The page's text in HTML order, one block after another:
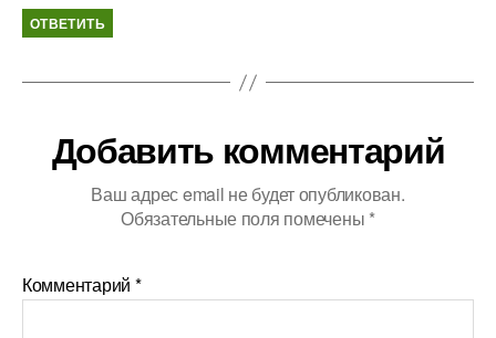
ОТВЕТИТЬ
Добавить комментарий
Ваш адрес email не будет опубликован.
Обязательные поля помечены *
Комментарий *